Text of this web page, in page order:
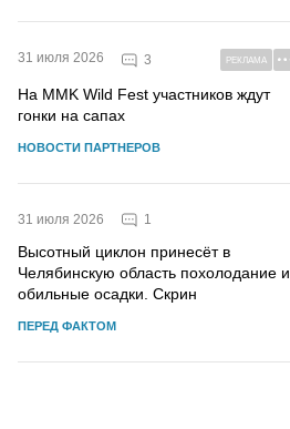
31 июля 2026 3 РЕКЛАМА
На MMK Wild Fest участников ждут
гонки на сапах
НОВОСТИ ПАРТНЕРОВ
31 июля 2026 1
Высотный циклон принесёт в
Челябинскую область похолодание и
обильные осадки. Скрин
ПЕРЕД ФАКТОМ